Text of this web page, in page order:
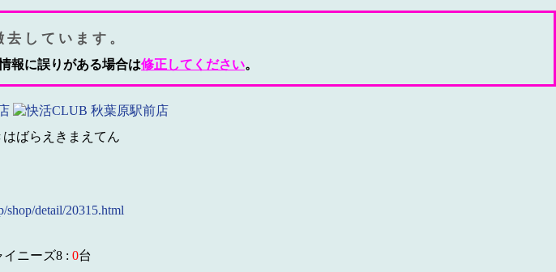
しています。
報に誤りがある場合は修正してください。
ばらえきまえてん
shop/detail/20315.html
イニーズ8 : 0台